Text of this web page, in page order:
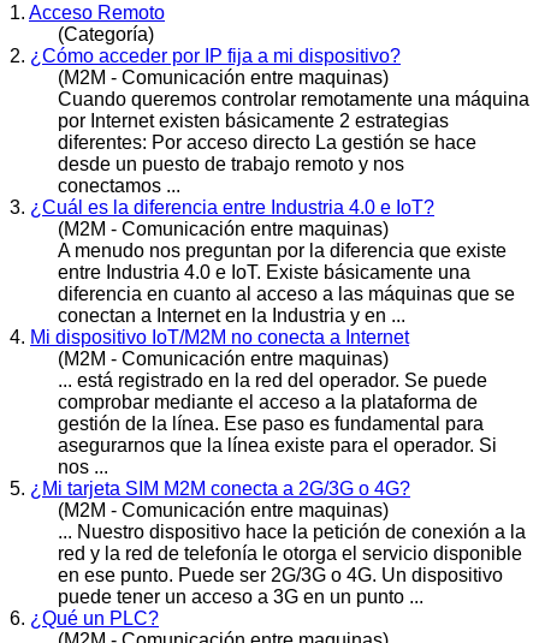
1. Acceso Remoto
(Categoría)
2. ¿Cómo acceder por IP fija a mi dispositivo?
(M2M - Comunicación entre maquinas)
Cuando queremos controlar remotamente una máquina
por Internet existen básicamente 2 estrategias
diferentes: Por acceso directo La gestión se hace
desde un puesto de trabajo remoto y nos
conectamos ...
3. ¿Cuál es la diferencia entre Industria 4.0 e IoT?
(M2M - Comunicación entre maquinas)
A menudo nos preguntan por la diferencia que existe
entre Industria 4.0 e IoT. Existe básicamente una
diferencia en cuanto al acceso a las máquinas que se
conectan a Internet en la Industria y en ...
4. Mi dispositivo IoT/M2M no conecta a Internet
(M2M - Comunicación entre maquinas)
... está registrado en la red del operador. Se puede
comprobar mediante el acceso a la plataforma de
gestión de la línea. Ese paso es fundamental para
asegurarnos que la línea existe para el operador. Si
nos ...
5. ¿Mi tarjeta SIM M2M conecta a 2G/3G o 4G?
(M2M - Comunicación entre maquinas)
... Nuestro dispositivo hace la petición de conexión a la
red y la red de telefonía le otorga el servicio disponible
en ese punto. Puede ser 2G/3G o 4G. Un dispositivo
puede tener un acceso a 3G en un punto ...
6. ¿Qué un PLC?